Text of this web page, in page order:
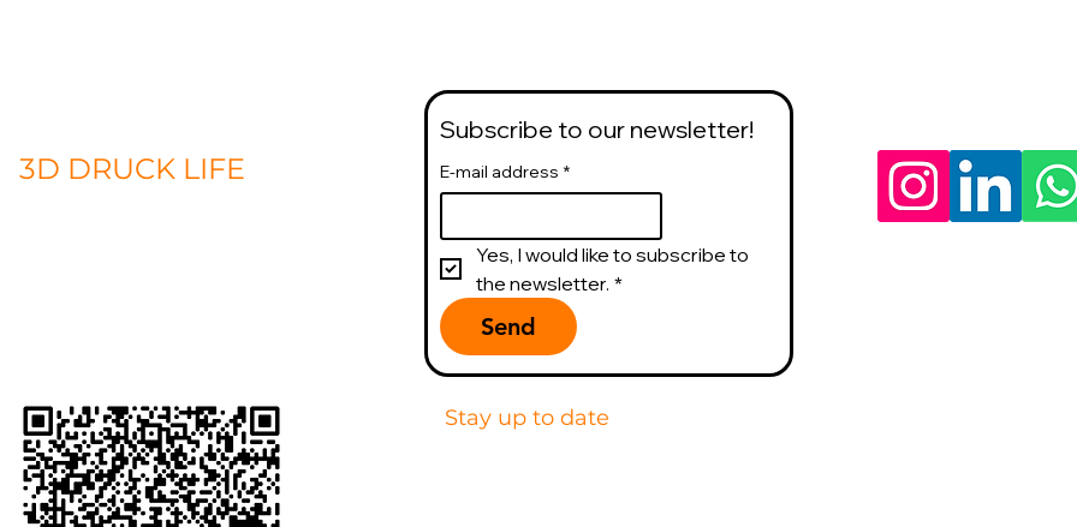
3D DRUCK LIFE
Subscribe to our newsletter!
E-mail address *
Yes, I would like to subscribe to
the newsletter. *
Send
Stay up to date